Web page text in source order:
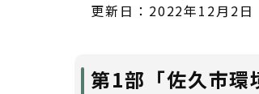
更新日：2022年12月2日
第1部「佐久市環